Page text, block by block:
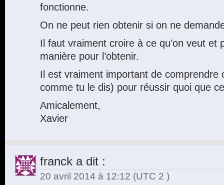
fonctionne.
On ne peut rien obtenir si on ne
Il faut vraiment croire à ce qu’on veut et
manière pour l’obtenir.
Il est vraiment important de comprendre
comme tu le dis) pour réussir quoi que
Amicalement,
Xavier
franck a dit :
20 avril 2014 à 12:12 (UTC 2 )